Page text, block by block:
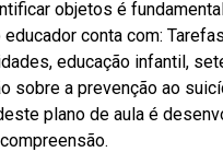
objetos é
conta com:
educação infantil,
sobre a prevenção ao
plano de aula é